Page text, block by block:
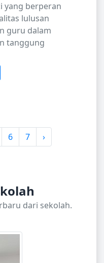
yang berperan
lulusan
guru dalam
tanggung
6 7 ›
dari sekolah.